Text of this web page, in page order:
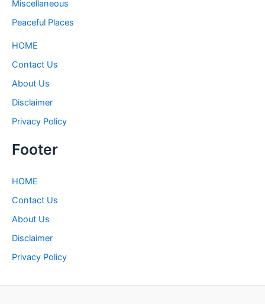
Miscellaneous
Peaceful Places
HOME
Contact Us
About Us
Disclaimer
Privacy Policy
Footer
HOME
Contact Us
About Us
Disclaimer
Privacy Policy